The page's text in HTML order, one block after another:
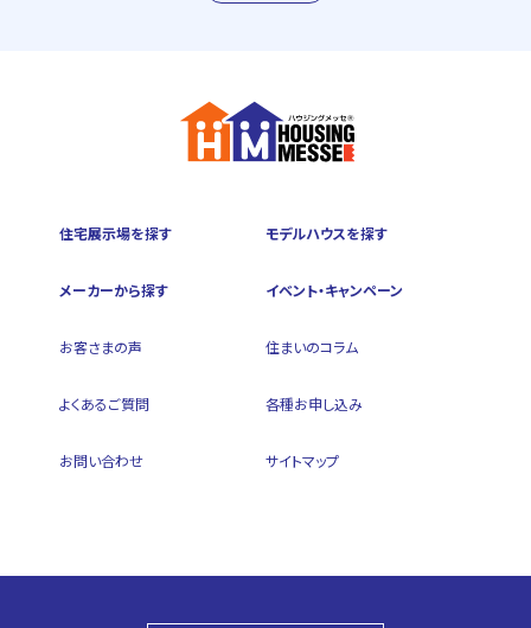
住宅展示場を探す モデルハウスを探す
メーカーから探す イベント・キャンペーン
お客さまの声 住まいのコラム
よくあるご質問 各種お申し込み
お問い合わせ サイトマップ